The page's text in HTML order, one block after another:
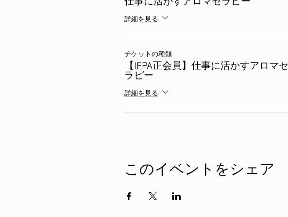
詳細を見る
チケットの種類
【IFPA正会員】仕事に活かすアロマセ
ラピー
詳細を見る
このイベントをシェア